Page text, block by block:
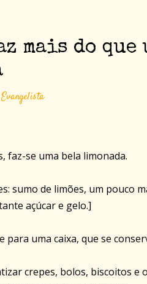
mais do que
faz-se uma bela limonada.
sumo de limões, um pouco
açúcar e gelo.]
para uma caixa, que se
crepes, bolos, biscoitos e